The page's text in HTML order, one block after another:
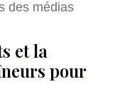
des médias
et la
pour